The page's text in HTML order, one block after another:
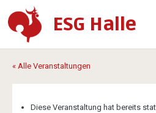
ESG Halle
« Alle Veranstaltungen
Diese Veranstaltung hat bereits